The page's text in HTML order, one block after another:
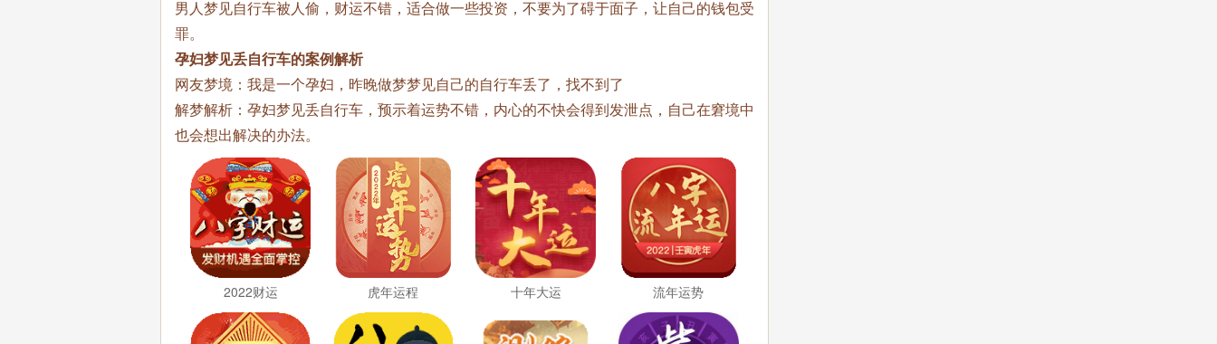
男人梦见自行车被人偷，财运不错，适合做一些投资，不要为了碍于面子，让自己的钱包受
罪。
孕妇梦见丢自行车的案例解析
网友梦境：我是一个孕妇，昨晚做梦梦见自己的自行车丢了，找不到了
解梦解析：孕妇梦见丢自行车，预示着运势不错，内心的不快会得到发泄点，自己在窘境中
也会想出解决的办法。
2022财运 虎年运程 十年大运 流年运势